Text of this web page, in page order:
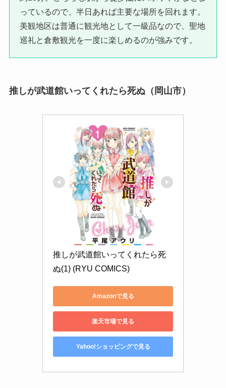
っているので、半日あれば主要な場所を回れます。
美観地区は普通に観光地として一級品なので、聖地
巡礼と倉敷観光を一度に楽しめるのが強みです。
推しが武道館いってくれたら死ぬ（岡山市）
推しが武道館いってくれたら死
ぬ(1) (RYU COMICS)
Amazonで見る
楽天市場で見る
Yahoo!ショッピングで見る